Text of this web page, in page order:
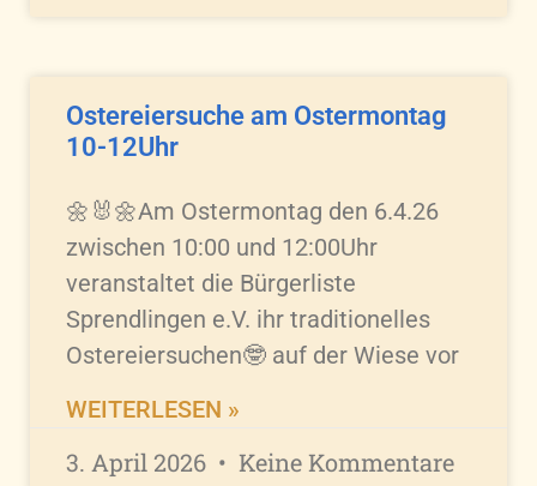
Ostereiersuche am Ostermontag
10-12Uhr
🌼🐰🌼Am Ostermontag den 6.4.26
zwischen 10:00 und 12:00Uhr
veranstaltet die Bürgerliste
Sprendlingen e.V. ihr traditionelles
Ostereiersuchen🤓 auf der Wiese vor
WEITERLESEN »
3. April 2026 Keine Kommentare